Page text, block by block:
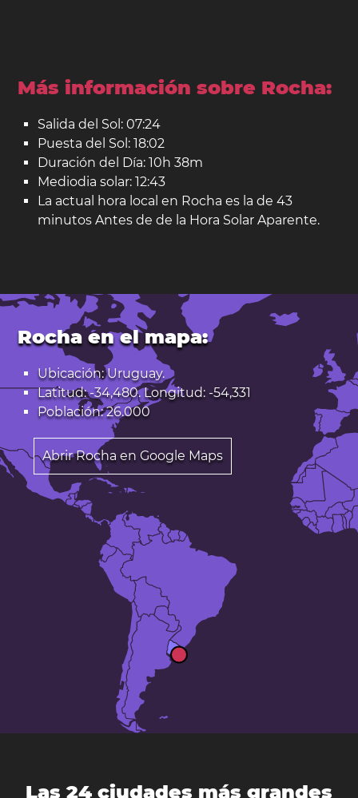
Más información sobre Rocha:
Salida del Sol: 07:24
Puesta del Sol: 18:02
Duración del Día: 10h 38m
Mediodia solar: 12:43
La actual hora local en Rocha es la de 43
minutos Antes de de la Hora Solar Aparente.
Rocha en el mapa:
Ubicación: Uruguay.
Latitud: -34,480. Longitud: -54,331
Población: 26.000
Abrir Rocha en Google Maps
Las 24 ciudades más grandes